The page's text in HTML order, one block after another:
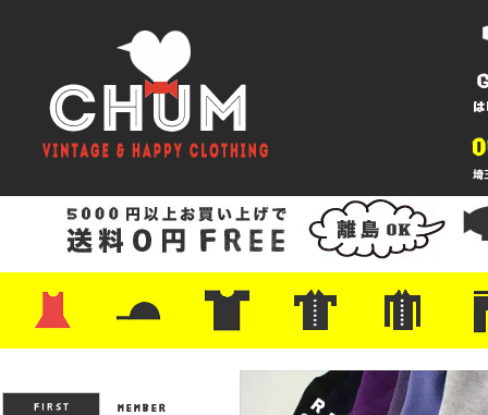
・レザーシューズ/スニーカー
・プリントTシャツ
・バンド/ツアー
・キャラクター
・Nike/adidas/スポーツ
・チャンピオン
・サーフ/スケート
・ボーダー/総柄/無地
・フットボール/リンガー
・タンクトップ/NBA・ポロシャツ
・半袖シャツ
・アロハ/サーフ/ボーリング
・ラルフ/ブランド
・無地/チェック/ストラ
・ワーク/ミリタリー/ウ
・ネル/ウール ・ショ
・アウ
・ジー
・
・ミリ
・コー
・コッ
・オー
・ジャ
ン